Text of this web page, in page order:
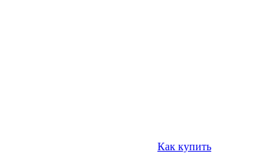
Как купить